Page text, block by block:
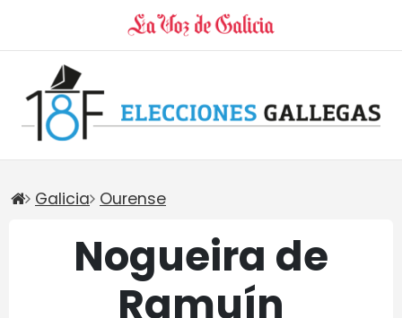
Galicia Ourense
Nogueira de
Ramuín